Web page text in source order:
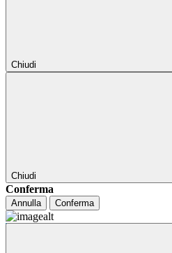
Chiudi
Chiudi
Conferma
Annulla Conferma